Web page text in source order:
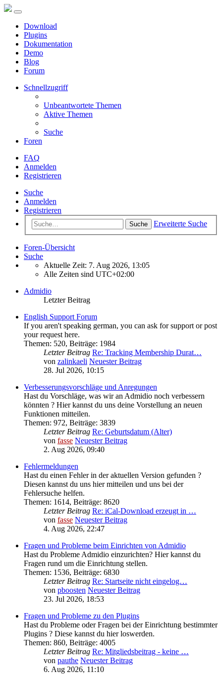
Download
Plugins
Dokumentation
Demo
Blog
Forum
Schnellzugriff
Unbeantwortete Themen
Aktive Themen
Suche
Foren
FAQ
Anmelden
Registrieren
Suche
Anmelden
Registrieren
Suche Erweiterte Suche
Foren-Übersicht
Suche
Aktuelle Zeit: 7. Aug 2026, 13:05
Alle Zeiten sind UTC+02:00
Admidio
Letzter Beitrag
English Support Forum
If you aren't speaking german, you can ask for support or post
your request here.
Themen: 520, Beiträge: 1984
Letzter Beitrag Re: Tracking Membership Durat…
von zalinkaeli Neuester Beitrag
28. Jul 2026, 10:15
Verbesserungsvorschläge und Anregungen
Hast du Vorschläge, was wir an Admidio noch verbessern
könnten ? Hier kannst du uns deine Vorstellung an neuen
Funktionen mitteilen.
Themen: 972, Beiträge: 3839
Letzter Beitrag Re: Geburtsdatum (Alter)
von fasse Neuester Beitrag
2. Aug 2026, 09:40
Fehlermeldungen
Hast du einen Fehler in der aktuellen Version gefunden ?
Diesen kannst du uns hier mitteilen und uns bei der
Fehlersuche helfen.
Themen: 1614, Beiträge: 8620
Letzter Beitrag Re: iCal-Download erzeugt in …
von fasse Neuester Beitrag
4. Aug 2026, 22:47
Fragen und Probleme beim Einrichten von Admidio
Hast du Probleme Admidio einzurichten? Hier kannst du
Fragen rund um die Einrichtung stellen.
Themen: 1536, Beiträge: 6830
Letzter Beitrag Re: Startseite nicht eingelog…
von pboosten Neuester Beitrag
23. Jul 2026, 18:53
Fragen und Probleme zu den Plugins
Hast du Probleme oder Fragen bei der Einrichtung bestimmter
Plugins ? Diese kannst du hier loswerden.
Themen: 860, Beiträge: 4005
Letzter Beitrag Re: Mitgliedsbeitrag - keine …
von pauthe Neuester Beitrag
6. Aug 2026, 11:10